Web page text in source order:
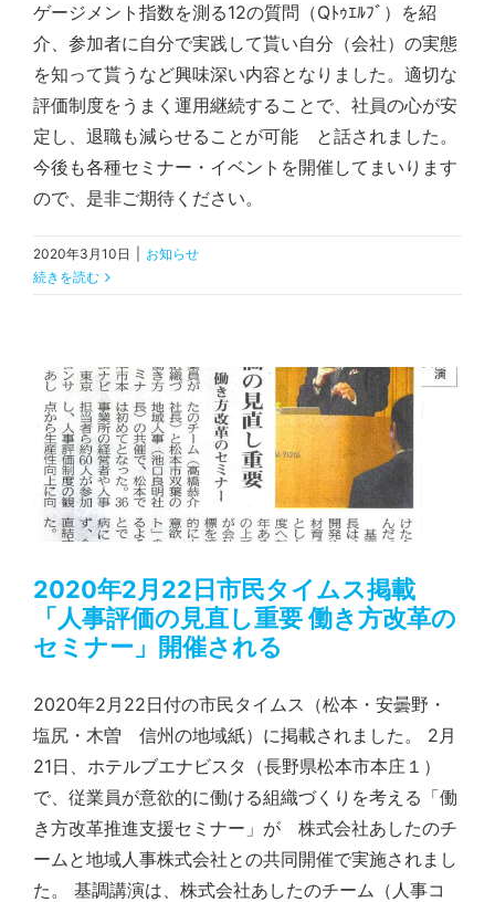
ゲージメント指数を測る12の質問（Qﾄｩｴﾙﾌﾞ）を紹
介、参加者に自分で実践して貰い自分（会社）の実態
を知って貰うなど興味深い内容となりました。適切な
評価制度をうまく運用継続することで、社員の心が安
定し、退職も減らせることが可能 と話されました。
今後も各種セミナー・イベントを開催してまいります
ので、是非ご期待ください。
2020年3月10日
お知らせ
続きを読む
2020年2月22日市民タイムス掲載
「人事評価の見直し重要 働き方改革の
セミナー」開催される
2020年2月22日付の市民タイムス（松本・安曇野・
塩尻・木曽 信州の地域紙）に掲載されました。 2月
21日、ホテルブエナビスタ（長野県松本市本庄１）
で、従業員が意欲的に働ける組織づくりを考える「働
き方改革推進支援セミナー」が 株式会社あしたのチ
ームと地域人事株式会社との共同開催で実施されまし
た。 基調講演は、株式会社あしたのチーム（人事コ